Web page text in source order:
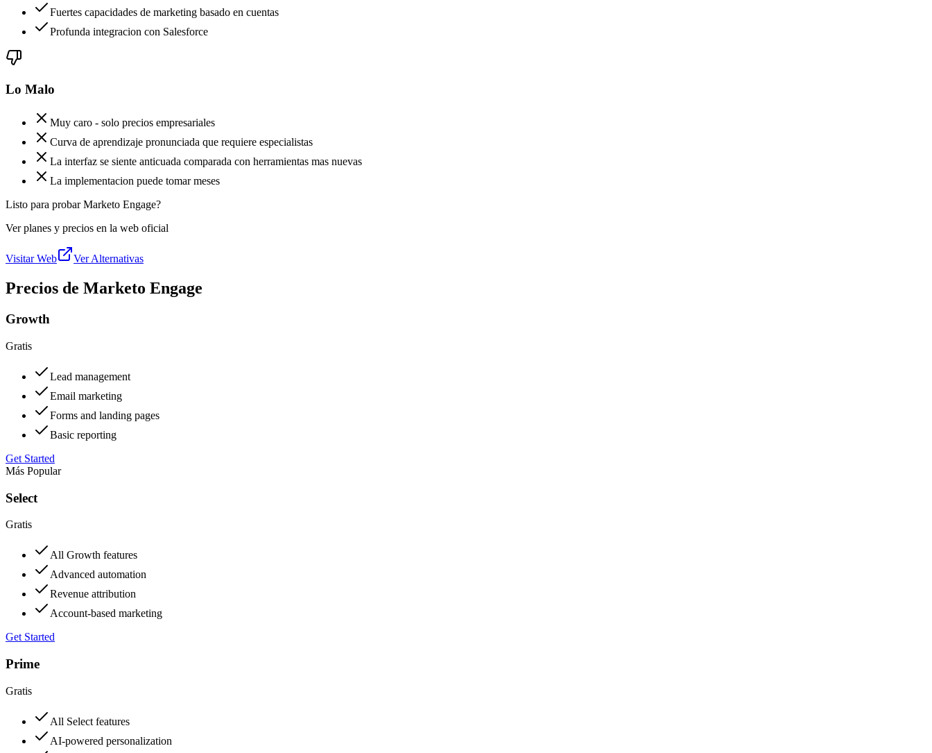
Fuertes capacidades de marketing basado en cuentas
Profunda integracion con Salesforce
Lo Malo
Muy caro - solo precios empresariales
Curva de aprendizaje pronunciada que requiere especialistas
La interfaz se siente anticuada comparada con herramientas mas nuevas
La implementacion puede tomar meses
Listo para probar Marketo Engage?
Ver planes y precios en la web oficial
Visitar Web Ver Alternativas
Precios de Marketo Engage
Growth
Gratis
Lead management
Email marketing
Forms and landing pages
Basic reporting
Get Started
Más Popular
Select
Gratis
All Growth features
Advanced automation
Revenue attribution
Account-based marketing
Get Started
Prime
Gratis
All Select features
AI-powered personalization